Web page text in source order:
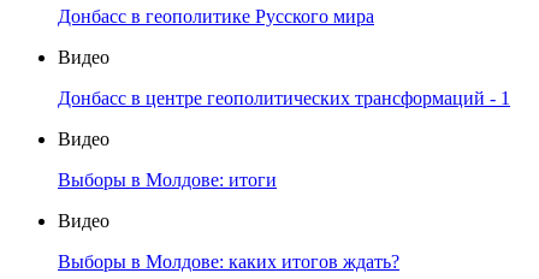
Донбасс в геополитике Русского мира
Видео
Донбасс в центре геополитических трансформаций - 1
Видео
Выборы в Молдове: итоги
Видео
Выборы в Молдове: каких итогов ждать?